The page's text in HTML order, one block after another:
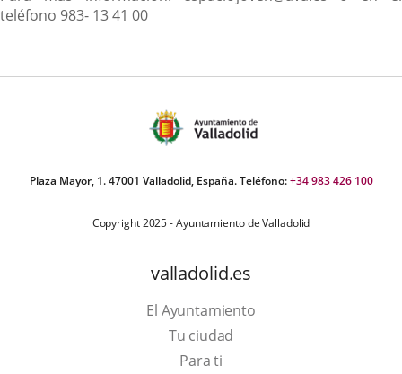
teléfono 983- 13 41 00
Plaza Mayor, 1. 47001 Valladolid, España. Teléfono:+34 983 426 100
Copyright 2025 - Ayuntamiento de Valladolid
valladolid.es
El Ayuntamiento
Tu ciudad
Para ti